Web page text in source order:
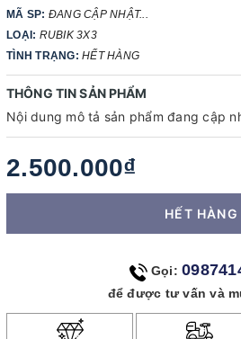
MÃ SP: ĐANG CẬP NHẬT...
LOẠI: RUBIK 3X3
TÌNH TRẠNG: HẾT HÀNG
THÔNG TIN SẢN PHẨM
Nội dung mô tả sản phẩm đang cập
2.500.000₫
HẾT HÀNG
Gọi:
để được tư vấn và